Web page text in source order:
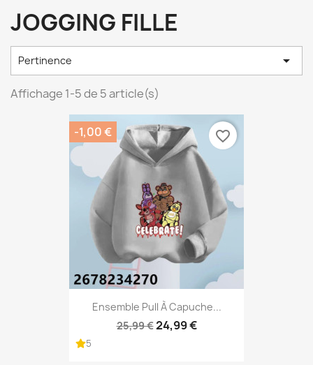
JOGGING FILLE
Pertinence 
Affichage 1-5 de 5 article(s)
Ensemble Pull À Capuche...
25,99 €24,99 €
5
-1,00 € favorite_border